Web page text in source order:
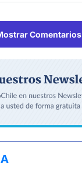
Comentarios